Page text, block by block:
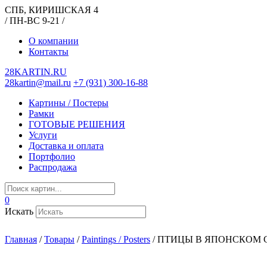
СПБ, КИРИШСКАЯ 4
/ ПН-ВС 9-21 /
О компании
Контакты
28KARTIN.RU
28kartin@mail.ru +7 (931) 300-16-88
Картины / Постеры
Рамки
ГОТОВЫЕ РЕШЕНИЯ
Услуги
Доставка и оплата
Портфолио
Распродажа
0
Искать
Главная /Товары /Paintings / Posters /ПТИЦЫ В ЯПОНСКОМ